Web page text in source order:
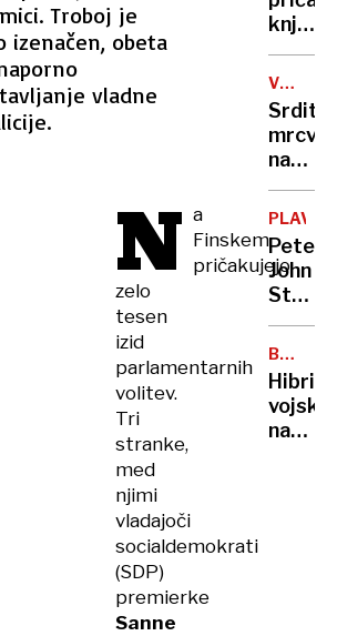
Troboj je
izenačen, obeta
vladne
N a
Finskem
pričakujejo
zelo
tesen
izid
parlamentarnih
volitev.
Tri
stranke,
med
njimi
vladajoči
socialdemokrati
(SDP)
premierke
Sanne
knjižni
naslovi
v
2025
VOJNA
V
Srdito
na
fronti
pred
Peter
John
Ob
PZS
ne
gre
MORJE
na